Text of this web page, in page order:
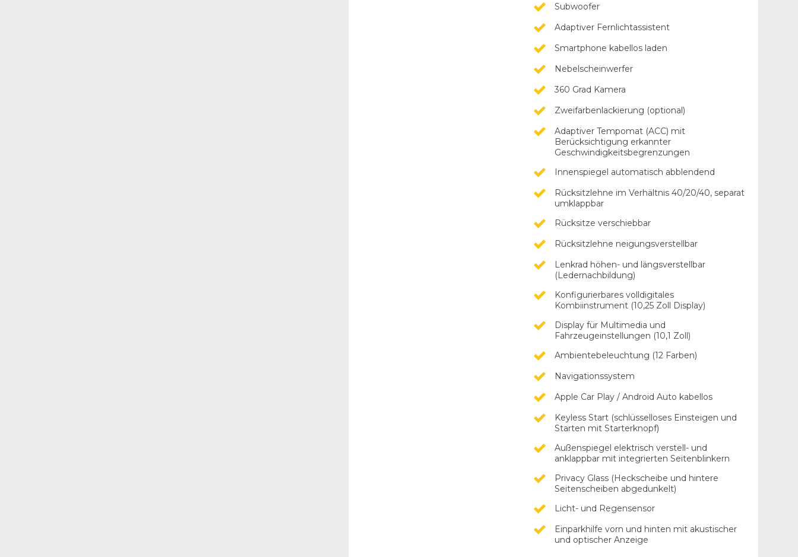
Subwoofer
Adaptiver Fernlichtassistent
Smartphone kabellos laden
Nebelscheinwerfer
360 Grad Kamera
Zweifarbenlackierung (optional)
Adaptiver Tempomat (ACC) mit
Berücksichtigung erkannter
Geschwindigkeitsbegrenzungen
Innenspiegel automatisch abblendend
Rücksitzlehne im Verhältnis 40/20/40, separat
umklappbar
Rücksitze verschiebbar
Rücksitzlehne neigungsverstellbar
Lenkrad höhen- und längsverstellbar
(Ledernachbildung)
Konfigurierbares volldigitales
Kombiinstrument (10,25 Zoll Display)
Display für Multimedia und
Fahrzeugeinstellungen (10,1 Zoll)
Ambientebeleuchtung (12 Farben)
Navigationssystem
Apple Car Play / Android Auto kabellos
Keyless Start (schlüsselloses Einsteigen und
Starten mit Starterknopf)
Außenspiegel elektrisch verstell- und
anklappbar mit integrierten Seitenblinkern
Privacy Glass (Heckscheibe und hintere
Seitenscheiben abgedunkelt)
Licht- und Regensensor
Einparkhilfe vorn und hinten mit akustischer
und optischer Anzeige